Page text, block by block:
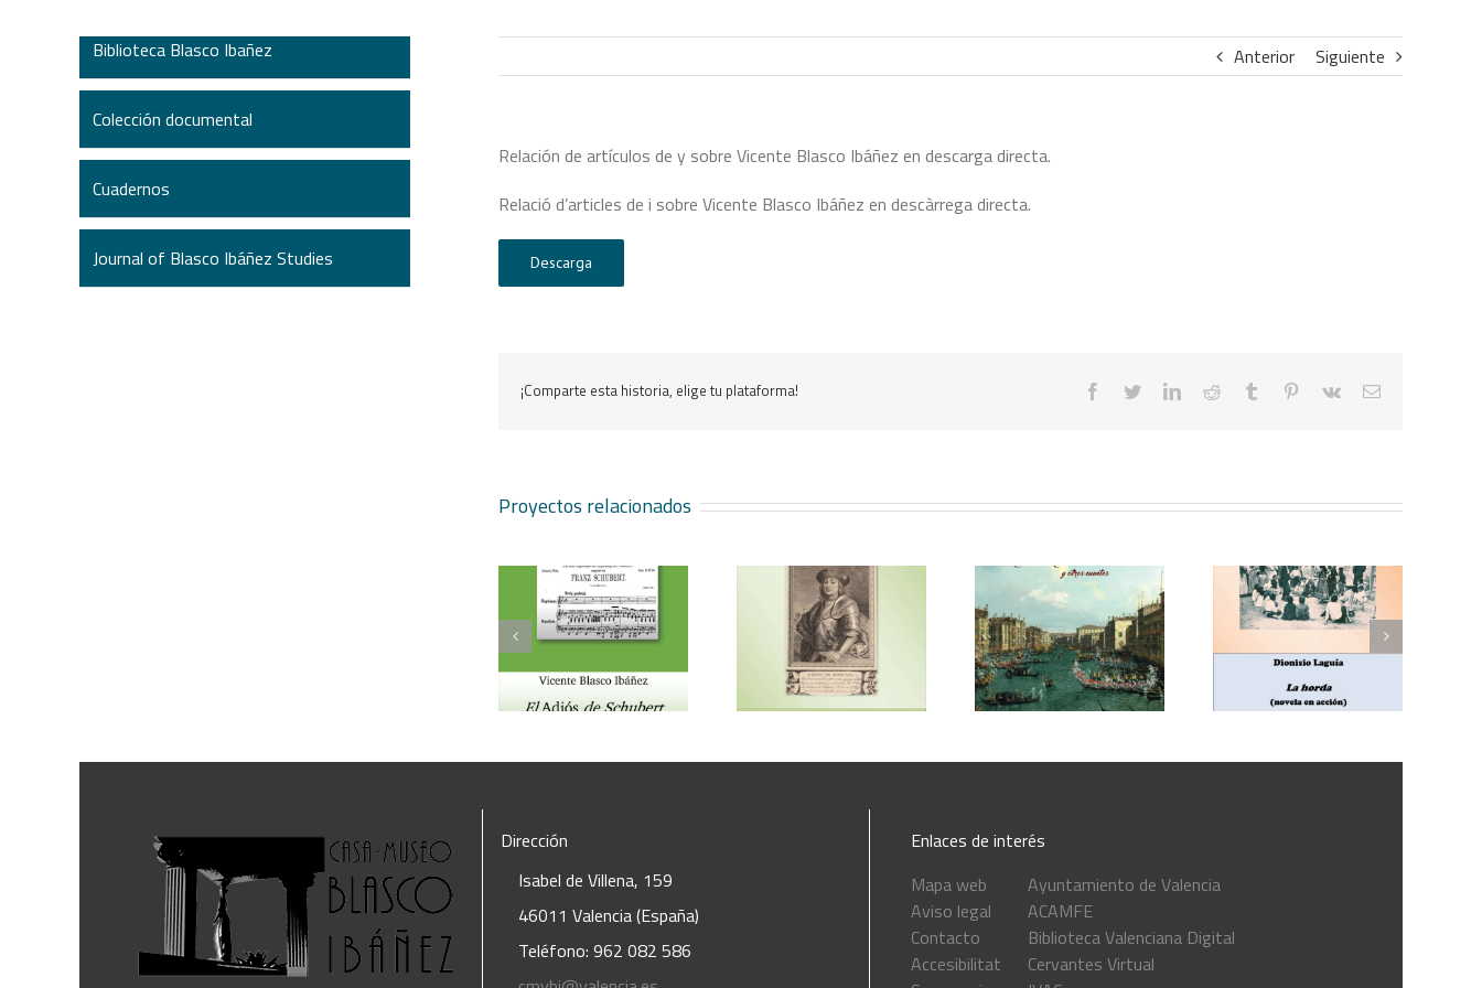
Anterior Siguiente
Relación de artículos de y sobre Vicente Blasco Ibáñez en descarga directa.
Relació d’articles de i sobre Vicente Blasco Ibáñez en descàrrega directa.
Descarga
¡Comparte esta historia, elige tu plataforma! facebooktwitterlinkedinreddit tumblr pinterest
vk
Correo
Proyectos relacionados
Vicente Blasco Ibáñez,
Hugo de Moncada
Aventura veneciana y
otros cuentos
Dionisio Laguía, La
horda (novela en
acción)
Enrique Blanco Rojas,
Arroz y tartana
(comedia en tres
actos)
Biblioteca Blasco Ibañez
Colección documental
Cuadernos
Journal of Blasco Ibáñez Studies
Dirección
Isabel de Villena, 159
46011 Valencia (España)
Teléfono: 962 082 586
Enlaces de interés
Mapa web
Aviso legal
Contacto
Accesibilitat
Ayuntamiento de Valencia
ACAMFE
Biblioteca Valenciana Digital
Cervantes Virtual